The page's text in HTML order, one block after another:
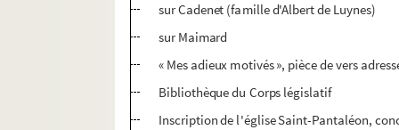
sur Cadenet (famille d'Albert de Luynes)
sur Maimard
« Mes adieux motivés », pièce de vers
Bibliothèque du Corps législatif
Inscription de l'église Saint-Pantaléon,